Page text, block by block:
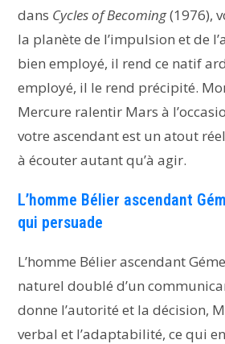
dans Cycles of Becoming(1976),
la planète de l’impulsion et de
bien employé, il rend ce natif
employé, il le rend précipité.
Mercure ralentir Mars à
votre ascendant est un atout
à écouter autant qu’à agir.
L’homme Bélier ascendant
qui persuade
L’homme Bélier ascendant
naturel doublé d’un
donne l’autorité et la décision,
verbal et l’adaptabilité, ce qui